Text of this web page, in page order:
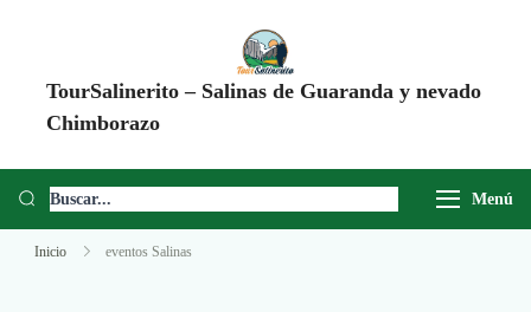
TourSalinerito – Salinas de Guaranda y nevado
Chimborazo
Chimborazo, Minas de Sal, Quesera El Salinerito, Chocolates El
Menú
Inicio eventos Salinas